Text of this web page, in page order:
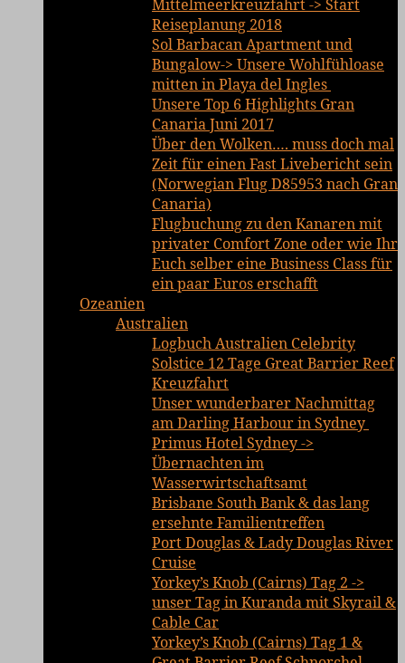
Mittelmeerkreuzfahrt -> Start
Reiseplanung 2018
Sol Barbacan Apartment und
Bungalow-> Unsere Wohlfühloase
mitten in Playa del Ingles
Unsere Top 6 Highlights Gran
Canaria Juni 2017
Über den Wolken…. muss doch mal
Zeit für einen Fast Livebericht sein
(Norwegian Flug D85953 nach Gran
Canaria)
Flugbuchung zu den Kanaren mit
privater Comfort Zone oder wie Ihr
Euch selber eine Business Class für
ein paar Euros erschafft
Ozeanien
Australien
Logbuch Australien Celebrity
Solstice 12 Tage Great Barrier Reef
Kreuzfahrt
Unser wunderbarer Nachmittag
am Darling Harbour in Sydney
Primus Hotel Sydney ->
Übernachten im
Wasserwirtschaftsamt
Brisbane South Bank & das lang
ersehnte Familientreffen
Port Douglas & Lady Douglas River
Cruise
Yorkey’s Knob (Cairns) Tag 2 ->
unser Tag in Kuranda mit Skyrail &
Cable Car
Yorkey’s Knob (Cairns) Tag 1 &